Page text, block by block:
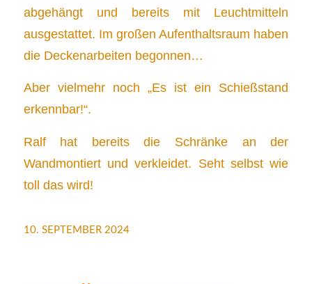
abgehängt und bereits mit Leuchtmitteln
ausgestattet. Im großen Aufenthaltsraum haben
die Deckenarbeiten begonnen…
Aber vielmehr noch „Es ist ein Schießstand
erkennbar!“.
Ralf hat bereits die Schränke an der
Wandmontiert und verkleidet. Seht selbst wie
toll das wird!
10. SEPTEMBER 2024